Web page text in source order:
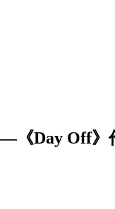
《Day Off》